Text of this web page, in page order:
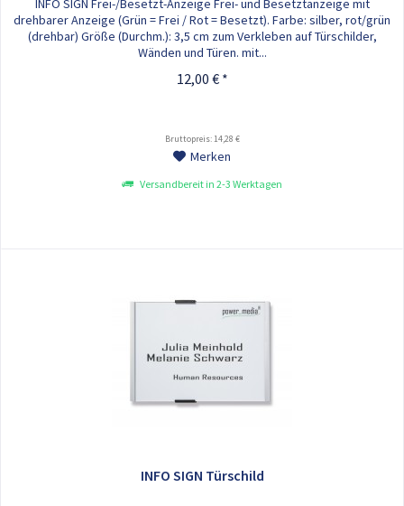
INFO SIGN Frei-/Besetzt-Anzeige Frei- und Besetztanzeige mit
drehbarer Anzeige (Grün = Frei / Rot = Besetzt). Farbe: silber, rot/grün
(drehbar) Größe (Durchm.): 3,5 cm zum Verkleben auf Türschilder,
Wänden und Türen. mit...
12,00 € *
Bruttopreis: 14,28 €
Merken
Versandbereit in 2-3 Werktagen
INFO SIGN Türschild